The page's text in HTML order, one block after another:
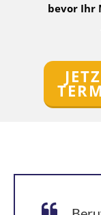
bevor Ihr